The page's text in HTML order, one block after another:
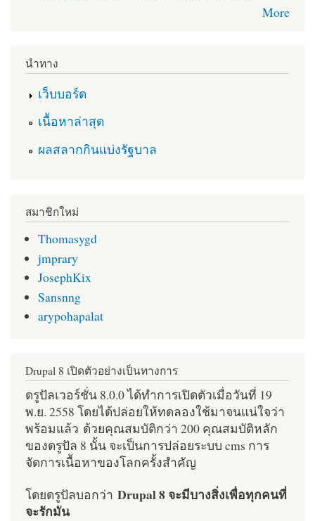
More
นำทาง
เว็บบอร์ด
เนื้อหาล่าสุด
ผลสลากกินแบ่งรัฐบาล
สมาชิกใหม่
Thomasygd
jmprary
JosephKix
Sansnng
arypohapalat
Drupal 8 เปิดตัวอย่างเป็นทางการ
ดรูปัลเวอร์ชั่น 8.0.0 ได้ทำการเปิดตัวเมื่อวันที่ 19
พ.ย. 2558 โดยได้ปล่อยให้ทดลองใช้มาจนแน่ใจว่า
พร้อมแล้ว ด้วยคุณสมบัติกว่า 200 คุณสมบัติหลัก
ของดรูปัล 8 นั้น จะเป็นการปล่อยระบบ cms การ
จัดการเนื้อหาของโลกครั้งสำคัญ
โดยดรูปัลบอกว่า Drupal 8 จะมีบางสิ่งเพื่อทุกคนที่
จะรักมัน